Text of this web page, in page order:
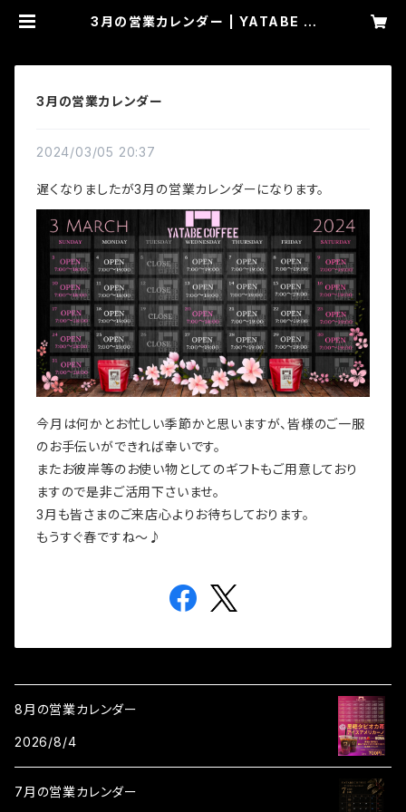
3月の営業カレンダー | YATABE C
3月の営業カレンダー
2024/03/05 20:37
遅くなりましたが3月の営業カレンダーになります。
今月は何かとお忙しい季節かと思いますが、皆様のご一服
のお手伝いができれば幸いです。
またお彼岸等のお使い物としてのギフトもご用意しており
ますので是非ご活用下さいませ。
3月も皆さまのご来店心よりお待ちしております。
もうすぐ春ですね〜♪
8月の営業カレンダー
2026/8/4
7月の営業カレンダー